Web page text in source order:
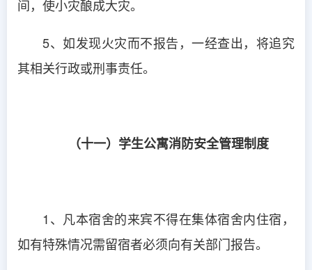
间，使小灾酿成大灾。
5、如发现火灾而不报告，一经查出，将追究
其相关行政或刑事责任。
（十一）学生公寓消防安全管理制度
1、凡本宿舍的来宾不得在集体宿舍内住宿，
如有特殊情况需留宿者必须向有关部门报告。